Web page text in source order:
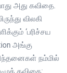
அது கவிதை.
விலகி
‘பரிச்சய
அங்கு
சிந்தனைகள் நம்மில்